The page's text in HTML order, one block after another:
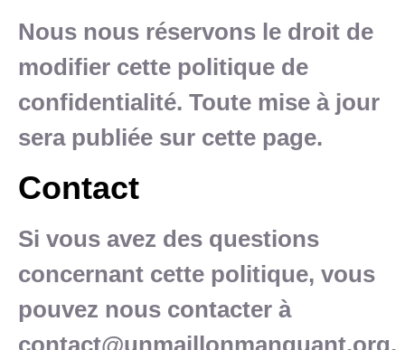
Nous nous réservons le droit de
modifier cette politique de
confidentialité. Toute mise à jour
sera publiée sur cette page.
Contact
Si vous avez des questions
concernant cette politique, vous
pouvez nous contacter à
contact@unmaillonmanquant.org.